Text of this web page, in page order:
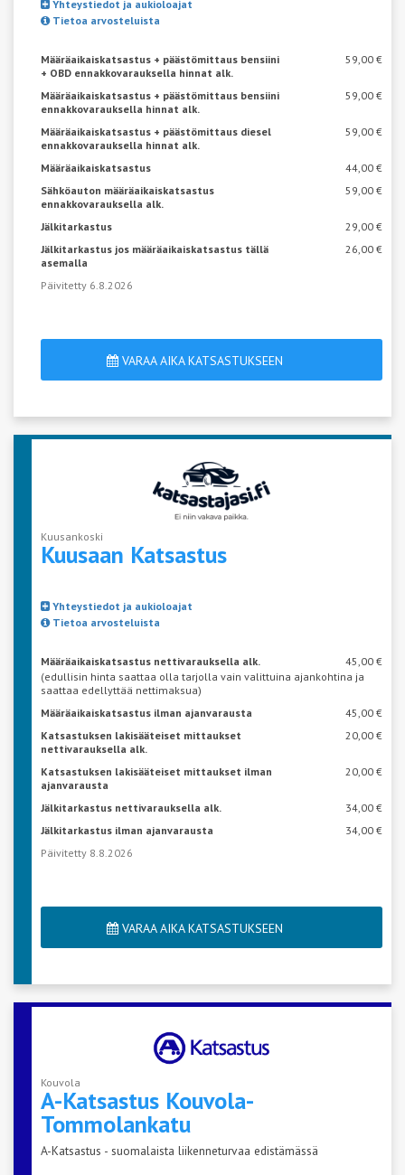
Yhteystiedot ja aukioloajat
Tietoa arvosteluista
Määräaikaiskatsastus + päästömittaus bensiini
+ OBD ennakkovarauksella hinnat alk.
59,00 €
Määräaikaiskatsastus + päästömittaus bensiini
ennakkovarauksella hinnat alk.
59,00 €
Määräaikaiskatsastus + päästömittaus diesel
ennakkovarauksella hinnat alk.
59,00 €
Määräaikaiskatsastus
44,00 €
Sähköauton määräaikaiskatsastus
ennakkovarauksella alk.
59,00 €
Jälkitarkastus
29,00 €
Jälkitarkastus jos määräaikaiskatsastus tällä
asemalla
26,00 €
Päivitetty 6.8.2026
VARAA AIKA KATSASTUKSEEN
Kuusankoski
Kuusaan Katsastus
Yhteystiedot ja aukioloajat
Tietoa arvosteluista
Määräaikaiskatsastus nettivarauksella alk.
45,00 €
(edullisin hinta saattaa olla tarjolla vain valittuina ajankohtina ja
saattaa edellyttää nettimaksua)
Määräaikaiskatsastus ilman ajanvarausta
45,00 €
Katsastuksen lakisääteiset mittaukset
nettivarauksella alk.
20,00 €
Katsastuksen lakisääteiset mittaukset ilman
ajanvarausta
20,00 €
Jälkitarkastus nettivarauksella alk.
34,00 €
Jälkitarkastus ilman ajanvarausta
34,00 €
Päivitetty 8.8.2026
VARAA AIKA KATSASTUKSEEN
Kouvola
A-Katsastus Kouvola-
Tommolankatu
A-Katsastus - suomalaista liikenneturvaa edistämässä